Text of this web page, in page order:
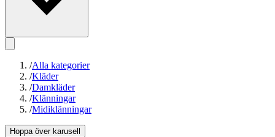
/Alla kategorier
/Kläder
/Damkläder
/Klänningar
/Midiklänningar
Hoppa över karusell